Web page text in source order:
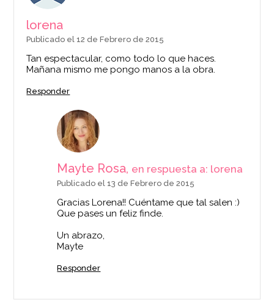
lorena
Publicado el 12 de Febrero de 2015
Tan espectacular, como todo lo que haces.
Mañana mismo me pongo manos a la obra.
Responder
Mayte Rosa, en respuesta a: lorena
Publicado el 13 de Febrero de 2015
Gracias Lorena!! Cuéntame que tal salen :)
Que pases un feliz finde.
Un abrazo,
Mayte
Responder